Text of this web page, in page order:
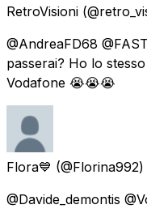
RetroVisioni
@AndreaFD68
passerai? Ho lo
Vodafone 😭😭😭
Flora💙
@Davide_demontis